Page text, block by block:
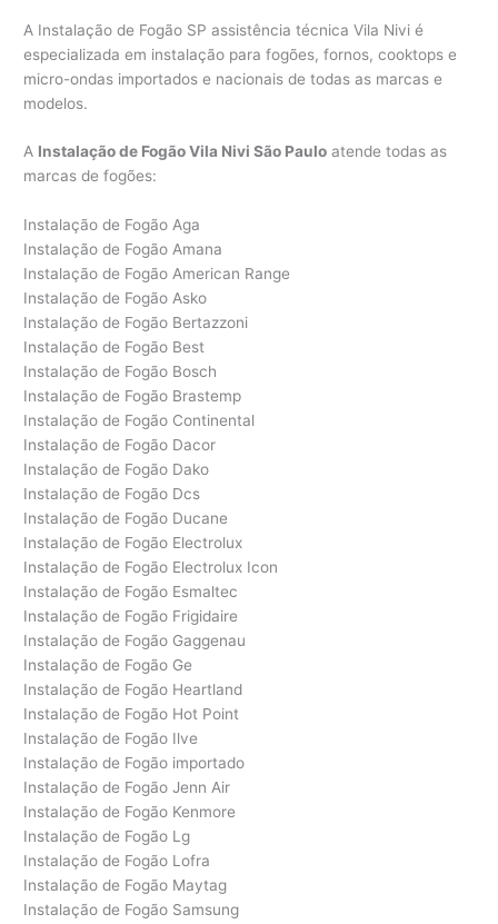
A Instalação de Fogão SP assistência técnica Vila Nivi é
especializada em instalação para fogões, fornos, cooktops e
micro-ondas importados e nacionais de todas as marcas e
modelos.
A Instalação de Fogão Vila Nivi São Paulo atende todas as
marcas de fogões:
Instalação de Fogão Aga
Instalação de Fogão Amana
Instalação de Fogão American Range
Instalação de Fogão Asko
Instalação de Fogão Bertazzoni
Instalação de Fogão Best
Instalação de Fogão Bosch
Instalação de Fogão Brastemp
Instalação de Fogão Continental
Instalação de Fogão Dacor
Instalação de Fogão Dako
Instalação de Fogão Dcs
Instalação de Fogão Ducane
Instalação de Fogão Electrolux
Instalação de Fogão Electrolux Icon
Instalação de Fogão Esmaltec
Instalação de Fogão Frigidaire
Instalação de Fogão Gaggenau
Instalação de Fogão Ge
Instalação de Fogão Heartland
Instalação de Fogão Hot Point
Instalação de Fogão Ilve
Instalação de Fogão importado
Instalação de Fogão Jenn Air
Instalação de Fogão Kenmore
Instalação de Fogão Lg
Instalação de Fogão Lofra
Instalação de Fogão Maytag
Instalação de Fogão Samsung